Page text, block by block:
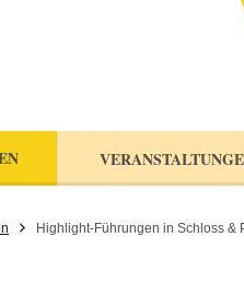
Highlight-Führungen in Schloss &